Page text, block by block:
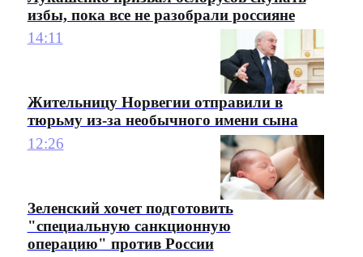
избы, пока все не разобрали россияне
14:11
Жительницу Норвегии отправили в
тюрьму из-за необычного имени сына
12:26
Зеленский хочет подготовить
"специальную санкционную
операцию" против России